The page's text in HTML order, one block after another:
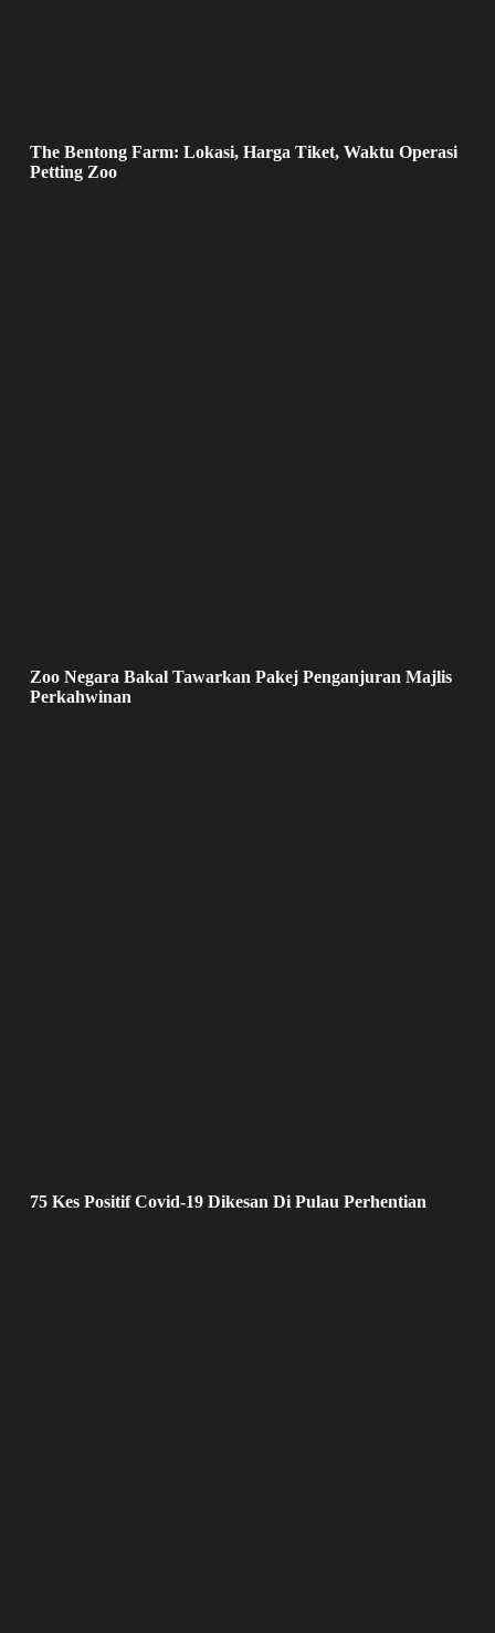
The Bentong Farm: Lokasi, Harga Tiket, Waktu Operasi
Petting Zoo
Zoo Negara Bakal Tawarkan Pakej Penganjuran Majlis
Perkahwinan
75 Kes Positif Covid-19 Dikesan Di Pulau Perhentian